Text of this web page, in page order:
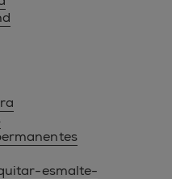
esmalte-